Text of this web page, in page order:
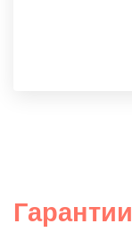
Гарантии